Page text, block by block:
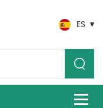
ES